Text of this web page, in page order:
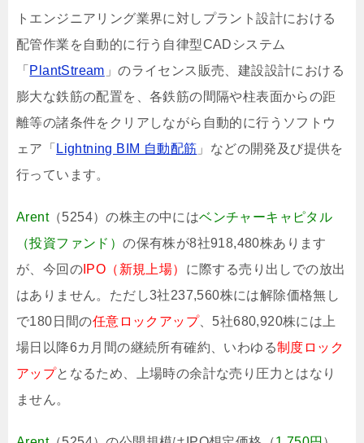
トエンジニアリング業界に対しプラント設計における
配管作業を自動的に行う自律型CADシステム
「 PlantStream 」のライセンス販売、建設設計における
膨大な鉄筋の配置を、各鉄筋の間隔や柱表面からの距
離等の諸条件をクリアしながら自動的に行うソフトウ
ェア「 Lightning BIM 自動配筋 」などの開発及び提供を
行っています。
Arent（5254）の株主の中にはベンチャーキャピタル
（投資ファンド）の保有株が8社918,480株あります
が、今回の IPO（新規上場） に際する売り出しでの放出
はありません。ただし3社237,560株には解除価格無し
で180日間の任意ロックアップ、5社680,920株には上
場日以降6カ月間の継続所有確約、いわゆる制度ロック
アップとなるため、上場時の余計な売り圧力とはなり
ません。